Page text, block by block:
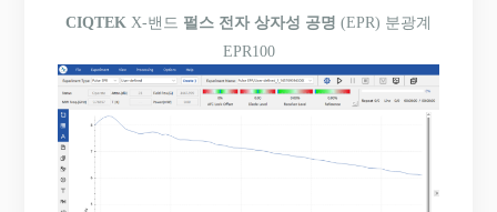
CIQTEK X-밴드 펄스 전자 상자성 공명 (EPR) 분광계
EPR100